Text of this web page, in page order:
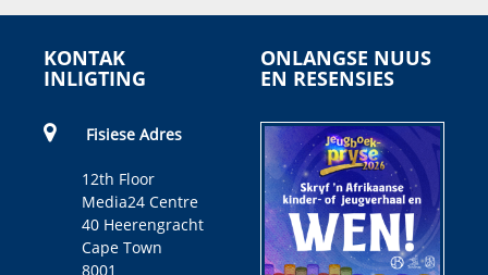
KONTAK
INLIGTING
Fisiese Adres
12th Floor
Media24 Centre
40 Heerengracht
Cape Town
8001
ONLANGSE NUUS
EN RESENSIES